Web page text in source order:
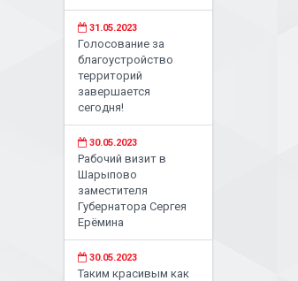
31.05.2023
Голосование за
благоустройство
территорий
завершается
сегодня!
30.05.2023
Рабочий визит в
Шарыпово
заместителя
Губернатора Сергея
Ерёмина
30.05.2023
Таким красивым как